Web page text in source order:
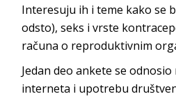
Interesuju ih i teme kako se
odsto), seks i vrste
računa o reproduktivnim
Jedan deo ankete se
interneta i upotrebu